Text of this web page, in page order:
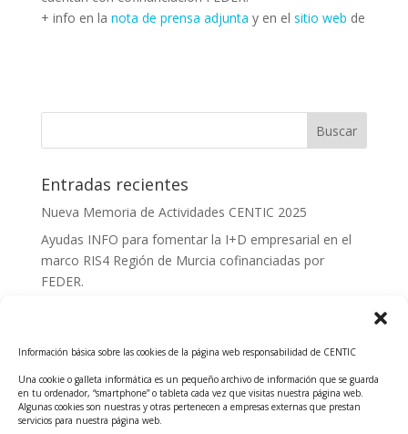
Información básica sobre las cookies de la página web responsabilidad de CENTIC
Una cookie o galleta informática es un pequeño archivo de información que se guarda
en tu ordenador, “smartphone” o tableta cada vez que visitas nuestra página web.
Algunas cookies son nuestras y otras pertenecen a empresas externas que prestan
servicios para nuestra página web.
+ info en la nota de prensa adjunta y en el sitio web de
Entradas recientes
Nueva Memoria de Actividades CENTIC 2025
Ayudas INFO para fomentar la I+D empresarial en el
marco RIS4 Región de Murcia cofinanciadas por
FEDER.
Tecnológicos 2ª ed.
Ayudas INFO para el apoyo a las empresas
innovadoras con potencial tecnológico y escalables